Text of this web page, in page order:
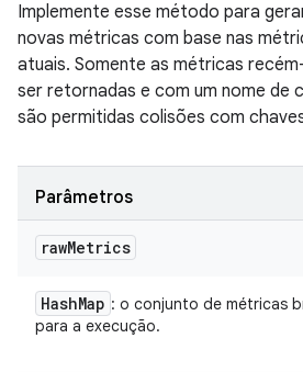
Implemente esse método para
novas métricas com base nas
atuais. Somente as métricas
ser retornadas e com um nome de
são permitidas colisões com
Parâmetros
rawMetrics
HashMap : o conjunto de métricas
para a execução.